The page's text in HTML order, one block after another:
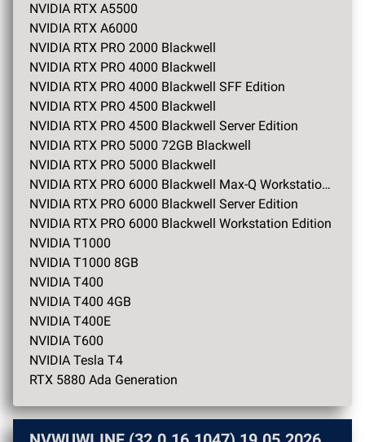
NVIDIA RTX A5500
NVIDIA RTX A6000
NVIDIA RTX PRO 2000 Blackwell
NVIDIA RTX PRO 4000 Blackwell
NVIDIA RTX PRO 4000 Blackwell SFF Edition
NVIDIA RTX PRO 4500 Blackwell
NVIDIA RTX PRO 4500 Blackwell Server Edition
NVIDIA RTX PRO 5000 72GB Blackwell
NVIDIA RTX PRO 5000 Blackwell
NVIDIA RTX PRO 6000 Blackwell Max-Q Workstation Edition
NVIDIA RTX PRO 6000 Blackwell Server Edition
NVIDIA RTX PRO 6000 Blackwell Workstation Edition
NVIDIA T1000
NVIDIA T1000 8GB
NVIDIA T400
NVIDIA T400 4GB
NVIDIA T400E
NVIDIA T600
NVIDIA Tesla T4
RTX 5880 Ada Generation